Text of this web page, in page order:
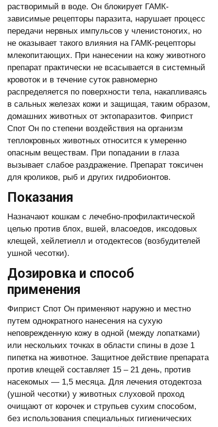
растворимый в воде. Он блокирует ГАМК-
зависимые рецепторы паразита, нарушает процесс
передачи нервных импульсов у членистоногих, но
не оказывает такого влияния на ГАМК-рецепторы
млекопитающих. При нанесении на кожу животного
препарат практически не всасывается в системный
кровоток и в течение суток равномерно
распределяется по поверхности тела, накапливаясь
в сальных железах кожи и защищая, таким образом,
домашних животных от эктопаразитов. Фиприст
Спот Он по степени воздействия на организм
теплокровных животных относится к умеренно
опасным веществам. При попадании в глаза
вызывает слабое раздражение. Препарат токсичен
для кроликов, рыб и других гидробионтов.
Показания
Назначают кошкам с лечебно-профилактической
целью против блох, вшей, власоедов, иксодовых
клещей, хейлетиелл и отодектесов (возбудителей
ушной чесотки).
Дозировка и способ
применения
Фиприст Спот Он применяют наружно и местно
путем однократного нанесения на сухую
неповрежденную кожу в одной (между лопатками)
или нескольких точках в области спины в дозе 1
пипетка на животное. Защитное действие препарата
против клещей составляет 15 – 21 день, против
насекомых — 1,5 месяца. Для лечения отодектоза
(ушной чесотки) у животных слуховой проход
очищают от корочек и струпьев сухим способом,
без использования специальных гигиенических